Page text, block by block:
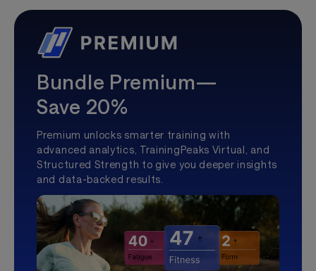
Bundle Premium—
Save 20%
Premium unlocks smarter training with
advanced analytics, TrainingPeaks Virtual, and
Structured Strength to give you deeper insights
and data-backed results.